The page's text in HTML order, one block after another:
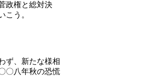
政権と総対決
こう。
ず、新たな様相
〇八年秋の恐慌